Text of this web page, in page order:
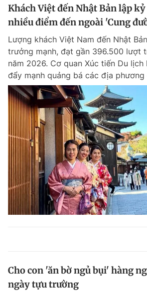
Khách Việt đến Nhật Bản lập
nhiều điểm đến ngoài 'Cung
Lượng khách Việt Nam đến Nhật
trưởng mạnh, đạt gần 396.500 lượt
năm 2026. Cơ quan Xúc tiến Du lịch
đẩy mạnh quảng bá các địa phương
Cho con 'ăn bờ ngủ bụi' hàng
ngày tựu trường